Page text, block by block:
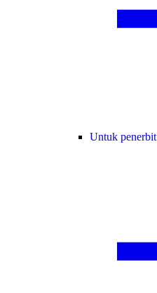
Untuk penerbit